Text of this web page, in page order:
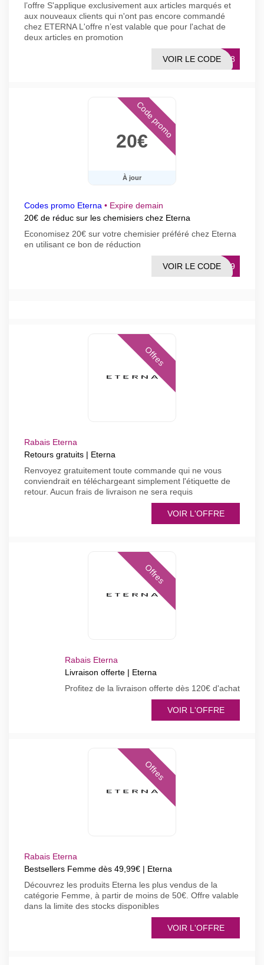
l’offre S'applique exclusivement aux articles marqués et
aux nouveaux clients qui n'ont pas encore commandé
chez ETERNA L'offre n’est valable que pour l'achat de
deux articles en promotion
MS18
VOIR LE CODE
20€
À jour
Code promo
Codes promo Eterna • Expire demain
20€ de réduc sur les chemisiers chez Eterna
Economisez 20€ sur votre chemisier préféré chez Eterna
en utilisant ce bon de réduction
XET9
VOIR LE CODE
Offres
Rabais Eterna
Retours gratuits | Eterna
Renvoyez gratuitement toute commande qui ne vous
conviendrait en téléchargeant simplement l'étiquette de
retour. Aucun frais de livraison ne sera requis
VOIR L'OFFRE
Offres
Rabais Eterna
Livraison offerte | Eterna
Profitez de la livraison offerte dès 120€ d'achat
VOIR L'OFFRE
Offres
Rabais Eterna
Bestsellers Femme dès 49,99€ | Eterna
Découvrez les produits Eterna les plus vendus de la
catégorie Femme, à partir de moins de 50€. Offre valable
dans la limite des stocks disponibles
VOIR L'OFFRE